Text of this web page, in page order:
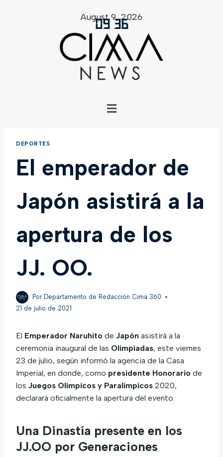
09:36
August 9, 2026
DEPORTES
El emperador de
Japón asistirá a la
apertura de los
JJ. OO.
Por Departamento de Redacción Cima 360
21 de julio de 2021
El Emperador Naruhito de Japón asistirá a la
ceremonia inaugural de las Olimpiadas, este viernes
23 de julio, según informó la agencia de la Casa
Imperial, en donde, como presidente Honorario de
los Juegos Olímpicos y Paralímpicos 2020,
declarará oficialmente la apertura del evento.
Una Dinastía presente en los
JJ.OO por Generaciones